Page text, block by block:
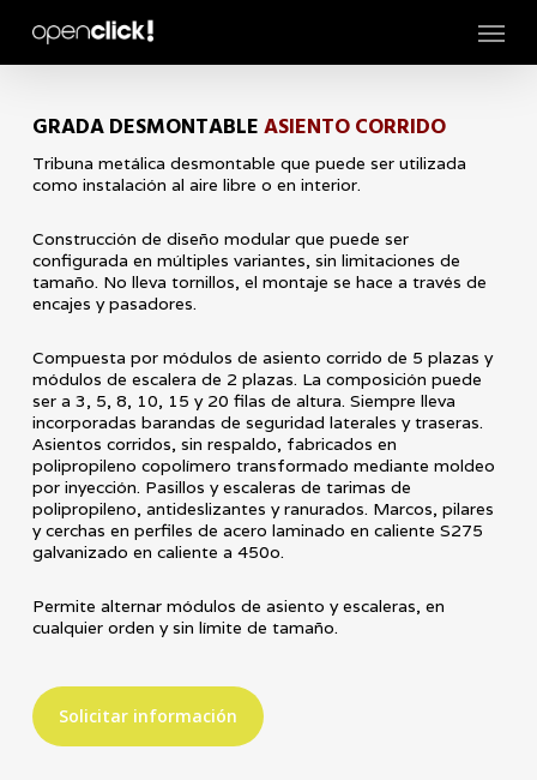
Menu
GRADA DESMONTABLEASIENTO CORRIDO
Tribuna metálica desmontable que puede ser utilizada
como instalación al aire libre o en interior.
Construcción de diseño modular que puede ser
configurada en múltiples variantes, sin limitaciones de
tamaño. No lleva tornillos, el montaje se hace a través de
encajes y pasadores.
Compuesta por módulos de asiento corrido de 5 plazas y
módulos de escalera de 2 plazas. La composición puede
ser a 3, 5, 8, 10, 15 y 20 filas de altura. Siempre lleva
incorporadas barandas de seguridad laterales y traseras.
Asientos corridos, sin respaldo, fabricados en
polipropileno copolímero transformado mediante moldeo
por inyección. Pasillos y escaleras de tarimas de
polipropileno, antideslizantes y ranurados. Marcos, pilares
y cerchas en perfiles de acero laminado en caliente S275
galvanizado en caliente a 450o.
Permite alternar módulos de asiento y escaleras, en
cualquier orden y sin límite de tamaño.
Solicitar información